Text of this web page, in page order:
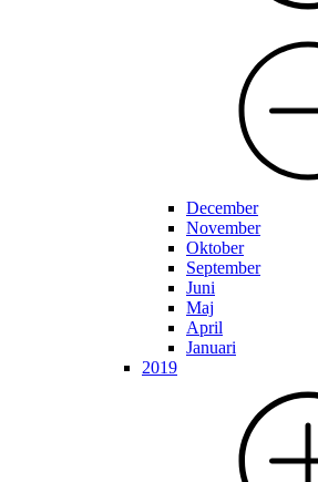
December
November
Oktober
September
Juni
Maj
April
Januari
2019